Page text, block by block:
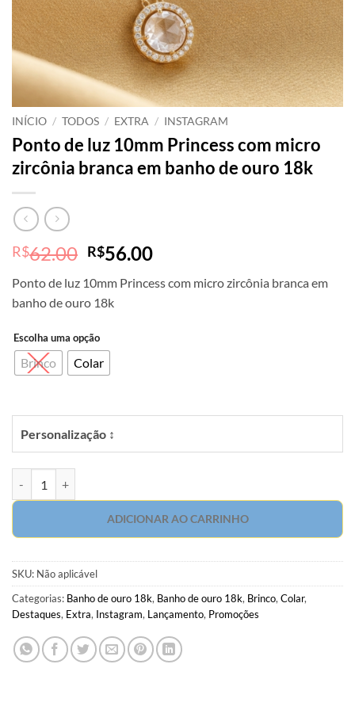
INÍCIO / TODOS / EXTRA / INSTAGRAM
Ponto de luz 10mm Princess com micro
zircônia branca em banho de ouro 18k
R$62.00 O
original
era:
R$62.00.
R$56.00O
atual
Ponto de luz 10mm Princess com micro zircônia branca em
banho de ouro 18k
Escolha uma opção
Brinco Colar
Personalização ↕
ADICIONAR AO CARRINHO
SKU: Não aplicável
Categorias: Banho de ouro 18k, Banho de ouro 18k, Brinco, Colar,
Destaques, Extra, Instagram, Lançamento, Promoções